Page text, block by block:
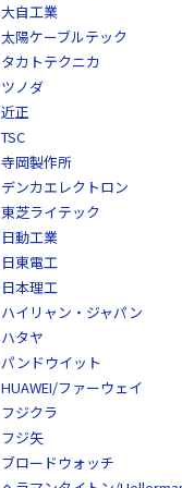
大自工業
太陽ケーブルテック
タカトテクニカ
ツノダ
近正
TSC
寺岡製作所
デンカエレクトロン
東芝ライテック
日動工業
日東電工
日本理工
ハイリャン・ジャパン
ハタヤ
パンドウイット
HUAWEI/ファーウェイ
フジクラ
フジ矢
ブロードウォッチ